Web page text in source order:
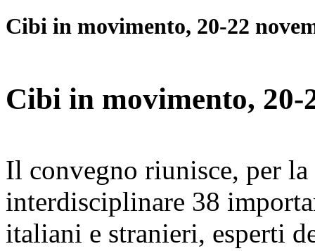
Cibi in movimento, 20-22
Cibi in movimento, 20-
Il convegno riunisce, per
interdisciplinare 38
italiani e stranieri, esperti